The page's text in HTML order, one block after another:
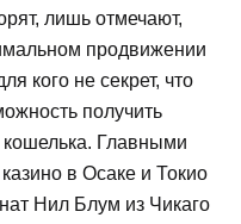
лишь отмечают,
продвижении
кого не секрет, что
получить
Главными
в Осаке и Токио
Нил Блум из Чикаго